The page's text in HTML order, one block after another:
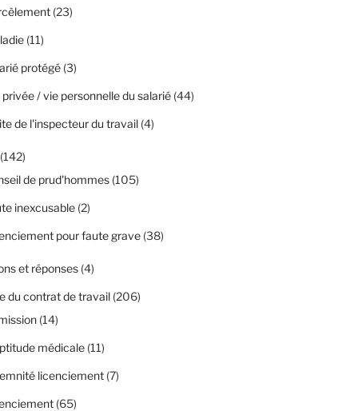
(23)
(11)
protégé(3)
/ vie personnelle du salarié(44)
de l'inspecteur du travail(4)
de prud'hommes(105)
inexcusable(2)
pour faute grave(38)
et réponses(4)
du contrat de travail(206)
(14)
médicale(11)
licenciement(7)
(65)